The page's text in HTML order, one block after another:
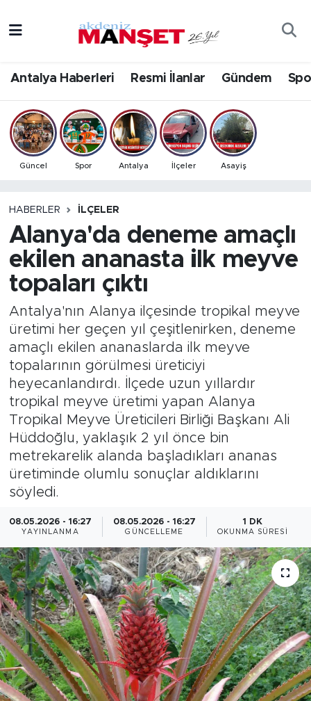
Antalya Haberleri Resmi İlanlar Gündem
Güncel Spor Antalya İlçeler Asayiş
HABERLER İLÇELER
Alanya'da deneme amaçlı
ekilen ananasta ilk meyve
topaları çıktı
Antalya'nın Alanya ilçesinde tropikal meyve
üretimi her geçen yıl çeşitlenirken, deneme
amaçlı ekilen ananaslarda ilk meyve
topalarının görülmesi üreticiyi
heyecanlandırdı. İlçede uzun yıllardır
tropikal meyve üretimi yapan Alanya
Tropikal Meyve Üreticileri Birliği Başkanı Ali
Hüddoğlu, yaklaşık 2 yıl önce bin
metrekarelik alanda başladıkları ananas
üretiminde olumlu sonuçlar aldıklarını
söyledi.
08.05.2026 - 16:27
YAYINLANMA
08.05.2026 - 16:27
GÜNCELLEME
1 DK
OKUNMA SÜRESI
Bilim & Teknoloji
Eğitim
Ekonomi
Gündem
İlçeler
Magazin
Özel Haber
Politika
Resmi İlanlar
Sağlık
Turizm
Antalya Hava Durumu
Antalya Namaz Vakitleri
Antalya Trafik Yoğunluk Haritası
Tüm Manşetler
Son Dakika Haberleri